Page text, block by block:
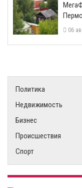
06
Политика
Недвижимость
Бизнес
Происшествия
Спорт